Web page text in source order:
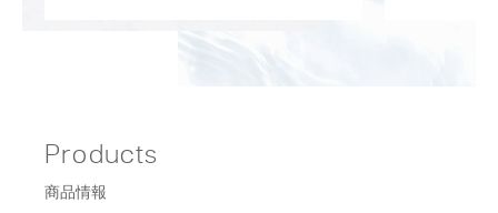
Products
商品情報